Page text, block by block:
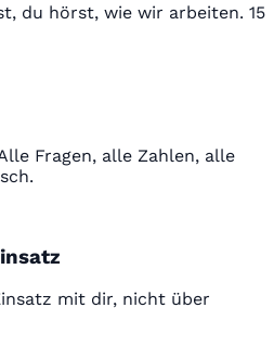
du hörst, wie wir arbeiten. 15
Fragen, alle Zahlen, alle
mit dir, nicht über